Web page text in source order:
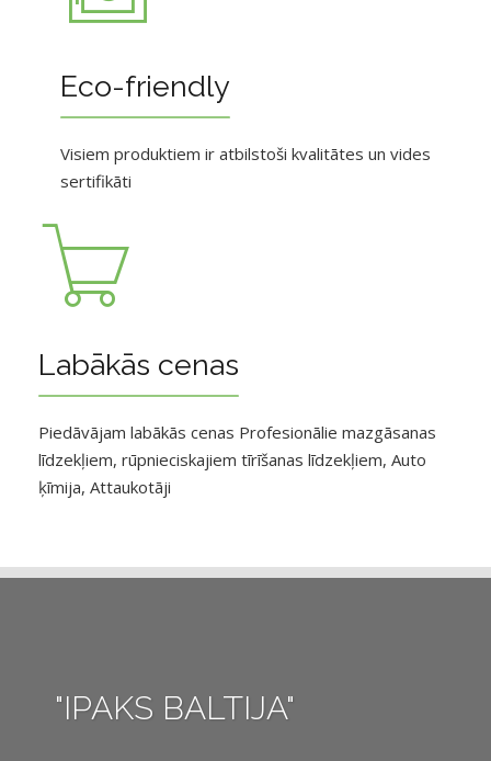
Eco-friendly
Visiem produktiem ir atbilstoši kvalitātes un vides
sertifikāti
Labākās cenas
Piedāvājam labākās cenas Profesionālie mazgāsanas
līdzekļiem, rūpnieciskajiem tīrīšanas līdzekļiem, Auto
ķīmija, Attaukotāji
"IPAKS BALTIJA"